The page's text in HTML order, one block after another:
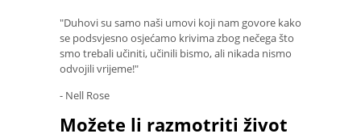
"Duhovi su samo naši umovi koji nam govore kako
se podsvjesno osjećamo krivima zbog nečega što
smo trebali učiniti, učinili bismo, ali nikada nismo
odvojili vrijeme!"
- Nell Rose
Možete li razmotriti život